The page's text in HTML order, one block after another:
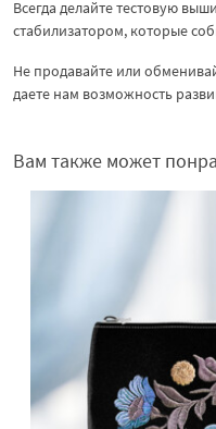
Всегда делайте тестовую
стабилизатором, которые
Не продавайте или
даете нам возможность
Вам также может